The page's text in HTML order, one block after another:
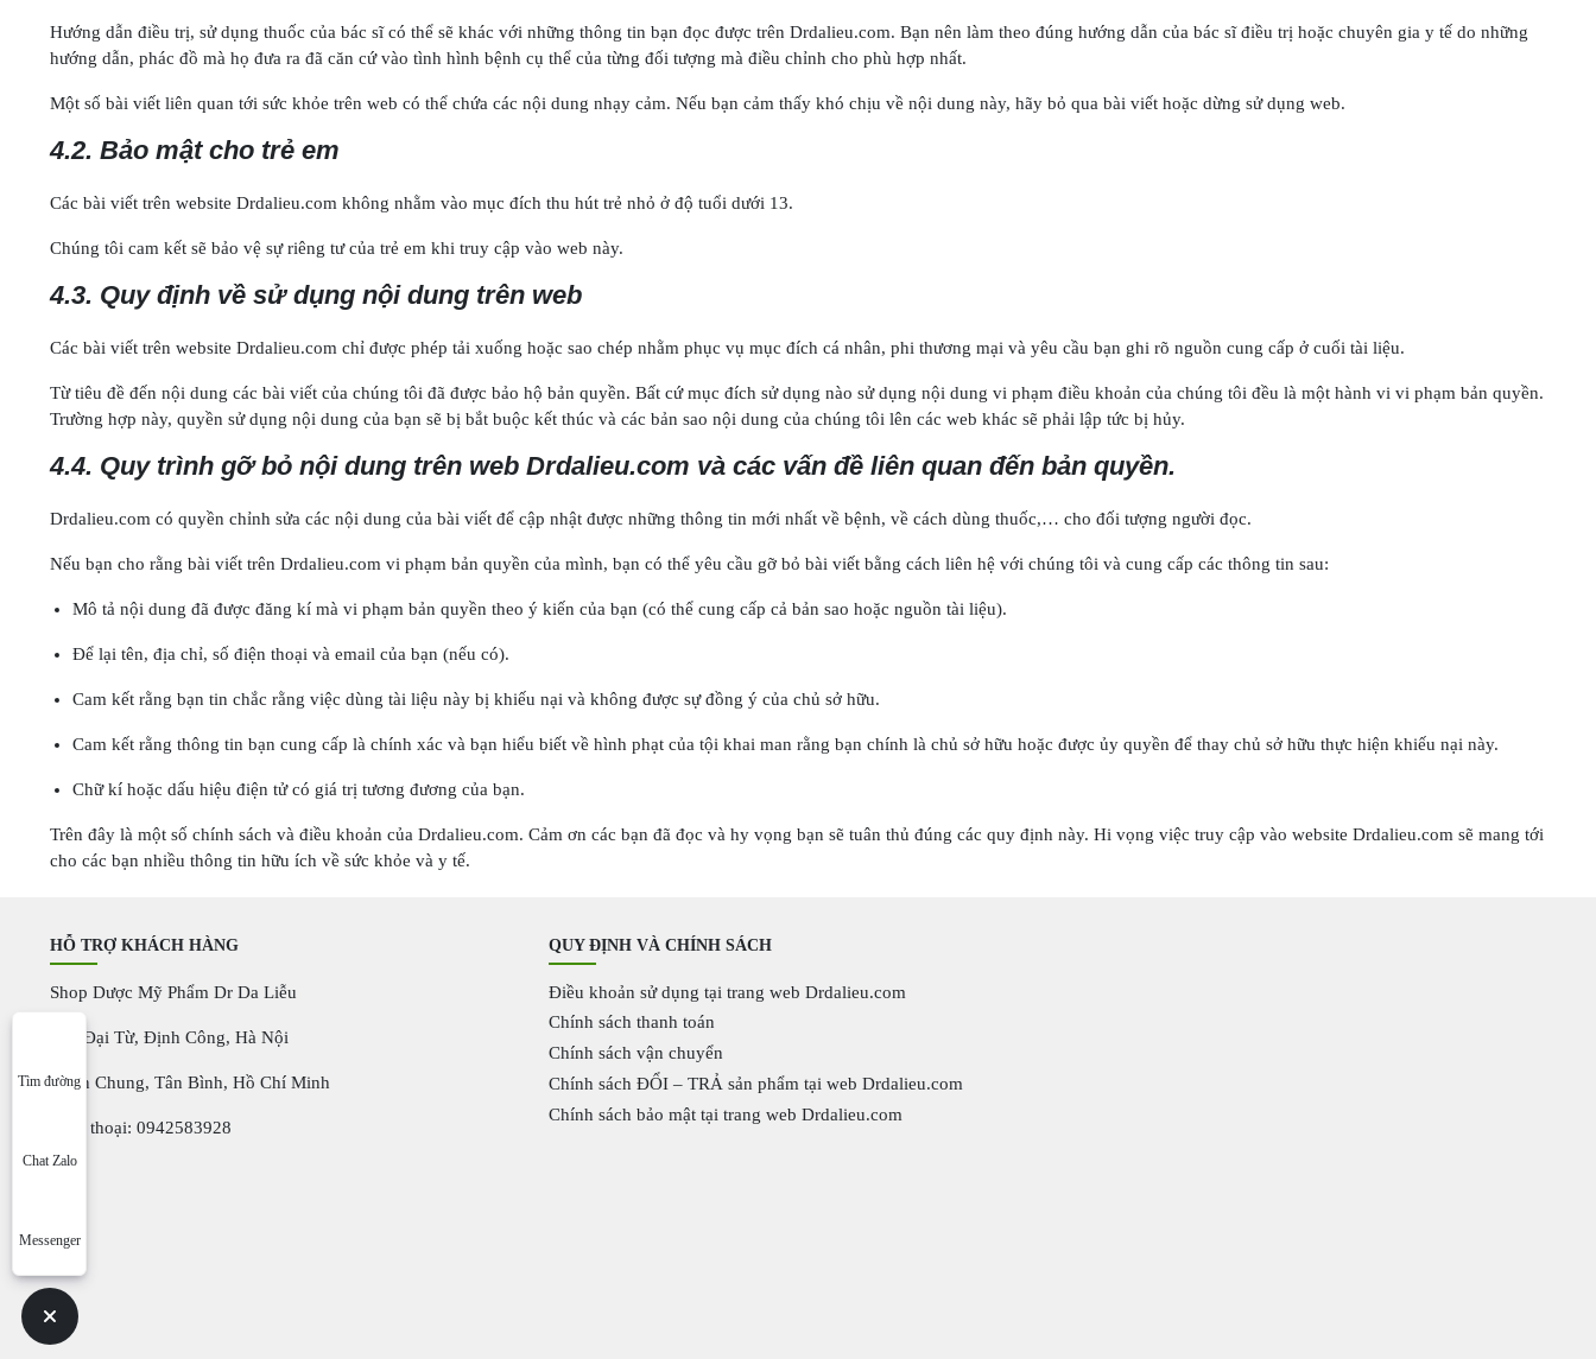
Hướng dẫn điều trị, sử dụng thuốc của bác sĩ có thể sẽ khác với những thông tin bạn đọc được trên Drdalieu.com. Bạn nên làm theo đúng hướng dẫn của bác sĩ điều trị hoặc chuyên gia y tế do những
hướng dẫn, phác đồ mà họ đưa ra đã căn cứ vào tình hình bệnh cụ thể của từng đối tượng mà điều chỉnh cho phù hợp nhất.
Một số bài viết liên quan tới sức khỏe trên web có thể chứa các nội dung nhạy cảm. Nếu bạn cảm thấy khó chịu về nội dung này, hãy bỏ qua bài viết hoặc dừng sử dụng web.
4.2. Bảo mật cho trẻ em
Các bài viết trên website Drdalieu.com không nhằm vào mục đích thu hút trẻ nhỏ ở độ tuổi dưới 13.
Chúng tôi cam kết sẽ bảo vệ sự riêng tư của trẻ em khi truy cập vào web này.
4.3. Quy định về sử dụng nội dung trên web
Các bài viết trên website Drdalieu.com chỉ được phép tải xuống hoặc sao chép nhằm phục vụ mục đích cá nhân, phi thương mại và yêu cầu bạn ghi rõ nguồn cung cấp ở cuối tài liệu.
Từ tiêu đề đến nội dung các bài viết của chúng tôi đã được bảo hộ bản quyền. Bất cứ mục đích sử dụng nào sử dụng nội dung vi phạm điều khoản của chúng tôi đều là một hành vi vi phạm bản quyền.
Trường hợp này, quyền sử dụng nội dung của bạn sẽ bị bắt buộc kết thúc và các bản sao nội dung của chúng tôi lên các web khác sẽ phải lập tức bị hủy.
4.4. Quy trình gỡ bỏ nội dung trên web Drdalieu.com và các vấn đề liên quan đến bản quyền.
Drdalieu.com có quyền chỉnh sửa các nội dung của bài viết để cập nhật được những thông tin mới nhất về bệnh, về cách dùng thuốc,… cho đối tượng người đọc.
Nếu bạn cho rằng bài viết trên Drdalieu.com vi phạm bản quyền của mình, bạn có thể yêu cầu gỡ bỏ bài viết bằng cách liên hệ với chúng tôi và cung cấp các thông tin sau:
Mô tả nội dung đã được đăng kí mà vi phạm bản quyền theo ý kiến của bạn (có thể cung cấp cả bản sao hoặc nguồn tài liệu).
Để lại tên, địa chỉ, số điện thoại và email của bạn (nếu có).
Cam kết rằng bạn tin chắc rằng việc dùng tài liệu này bị khiếu nại và không được sự đồng ý của chủ sở hữu.
Cam kết rằng thông tin bạn cung cấp là chính xác và bạn hiểu biết về hình phạt của tội khai man rằng bạn chính là chủ sở hữu hoặc được ủy quyền để thay chủ sở hữu thực hiện khiếu nại này.
Chữ kí hoặc dấu hiệu điện tử có giá trị tương đương của bạn.
Trên đây là một số chính sách và điều khoản của Drdalieu.com. Cảm ơn các bạn đã đọc và hy vọng bạn sẽ tuân thủ đúng các quy định này. Hi vọng việc truy cập vào website Drdalieu.com sẽ mang tới
cho các bạn nhiều thông tin hữu ích về sức khỏe và y tế.
HỖ TRỢ KHÁCH HÀNG
Shop Dược Mỹ Phẩm Dr Da Liễu
+32 Đại Từ, Định Công, Hà Nội
+Văn Chung, Tân Bình, Hồ Chí Minh
Điện thoại: 0942583928
QUY ĐỊNH VÀ CHÍNH SÁCH
Điều khoản sử dụng tại trang web Drdalieu.com
Chính sách thanh toán
Chính sách vận chuyển
Chính sách ĐỔI – TRẢ sản phẩm tại web Drdalieu.com
Chính sách bảo mật tại trang web Drdalieu.com
Tìm đường
Chat Zalo
Messenger